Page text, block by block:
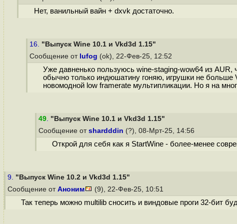
Нет, ванильный вайн + dxvk достаточно.
16. "Выпуск Wine 10.1 и Vkd3d 1.15"
Сообщение от lufog (ok), 22-Фев-25, 12:52
Уже давненько пользуюсь wine-staging-wow64 из
обычно только индюшатину гоняю, игрушки не больше
новомодной low framerate мультипликации. Но я на
49. "Выпуск Wine 10.1 и Vkd3d 1.15"
Сообщение от shardddin (?), 08-Мрт-25, 14:56
Открой для себя как я StartWine - более-менее
9. "Выпуск Wine 10.2 и Vkd3d 1.15"
Сообщение от Аноним (9), 22-Фев-25, 10:51
Так теперь можно multilib сносить и виндовые проги 32-бит